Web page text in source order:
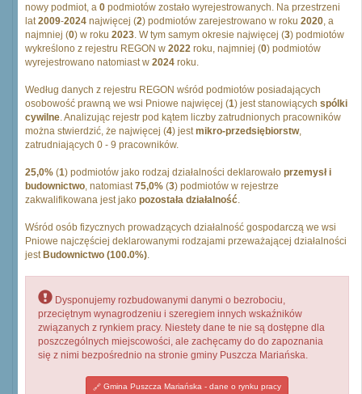
nowy podmiot, a 0 podmiotów zostało wyrejestrowanych. Na przestrzeni
lat2009-2024 najwięcej (2) podmiotów zarejestrowano w roku 2020, a
najmniej (0) w roku 2023. W tym samym okresie najwięcej (3) podmiotów
wykreślono z rejestru REGON w 2022 roku, najmniej (0) podmiotów
wyrejestrowano natomiast w 2024 roku.
Według danych z rejestru REGON wśród podmiotów posiadających
osobowość prawną we wsi Pniowe najwięcej (1) jest stanowiących spólki
cywilne. Analizując rejestr pod kątem liczby zatrudnionych pracowników
można stwierdzić, że najwięcej (4) jestmikro-przedsiębiorstw,
zatrudniających 0 - 9 pracowników.
25,0% (1) podmiotów jako rodzaj działalności deklarowało przemysł i
budownictwo, natomiast75,0% (3) podmiotów w rejestrze
zakwalifikowana jest jako pozostała działalność.
Wśród osób fizycznych prowadzących działalność gospodarczą we wsi
Pniowe najczęściej deklarowanymi rodzajami przeważającej działalności
jest Budownictwo (100.0%).
Dysponujemy rozbudowanymi danymi o bezrobociu,
przeciętnym wynagrodzeniu i szeregiem innych wskaźników
związanych z rynkiem pracy. Niestety dane te nie są dostępne dla
poszczególnych miejscowości, ale zachęcamy do do zapoznania
się z nimi bezpośrednio na stronie gminy Puszcza Mariańska.
Gmina Puszcza Mariańska - dane o rynku pracy